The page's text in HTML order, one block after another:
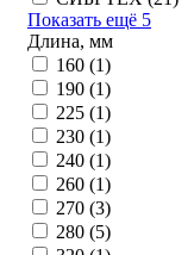
Показать ещё 5
Длина, мм
160 (1)
190 (1)
225 (1)
230 (1)
240 (1)
260 (1)
270 (3)
280 (5)